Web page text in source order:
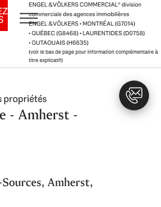
ENGEL & VÖLKERS COMMERCIAL®division
commerciale des agences immobilières
ENGEL & VÖLKERS • MONTRÉAL (G7014)
• QUÉBEC (G8468) • LAURENTIDES (D0758)
• OUTAOUAIS (H6635)
(voir le bas de page pour information complémentaire à
titre explicatif)
propriétés
- Amherst -
Amherst,